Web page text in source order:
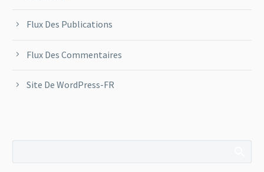
Flux Des Publications
Flux Des Commentaires
Site De WordPress-FR